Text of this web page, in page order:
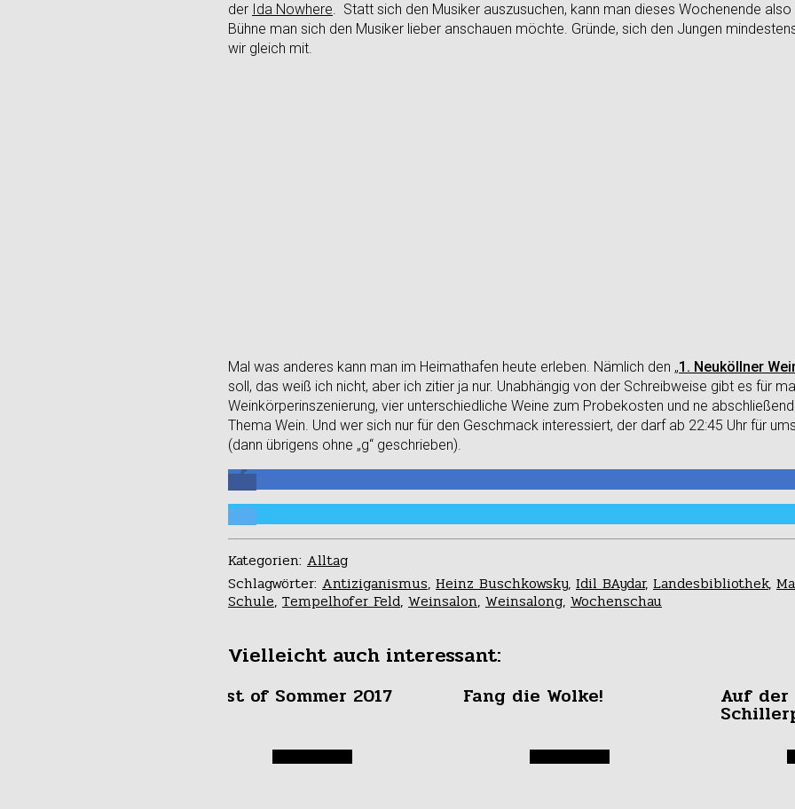
der Ida Nowhere. Statt sich den Musiker auszusuchen, kann man dieses Wochenende
Bühne man sich den Musiker lieber anschauen möchte. Gründe, sich den Jungen
wir gleich mit.
Mal was anderes kann man im Heimathafen heute erleben. Nämlich den „1. Neuköllner
soll, das weiß ich nicht, aber ich zitier ja nur. Unabhängig von der Schreibweise gibt es für
Weinkörperinszenierung, vier unterschiedliche Weine zum Probekosten und ne
Thema Wein. Und wer sich nur für den Geschmack interessiert, der darf ab 22:45 Uhr für
(dann übrigens ohne „g“ geschrieben).
Kategorien: Alltag
Schlagwörter: Antiziganismus, Heinz Buschkowsky, Idil BAydar, Landesbibliothek,
Schule, Tempelhofer Feld, Weinsalon, Weinsalong, Wochenschau
Vielleicht auch interessant:
Best of Sommer 2017 Fang die Wolke! Auf der